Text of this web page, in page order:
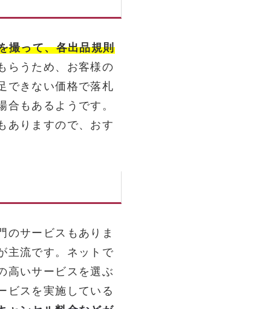
撮って、各出品規則
らうため、お客様の
できない価格で落札
もあるようです。
ありますので、おす
のサービスもありま
主流です。ネットで
高いサービスを選ぶ
ビスを実施している